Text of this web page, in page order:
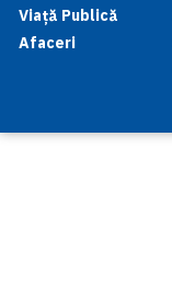
Viață Publică
Afaceri